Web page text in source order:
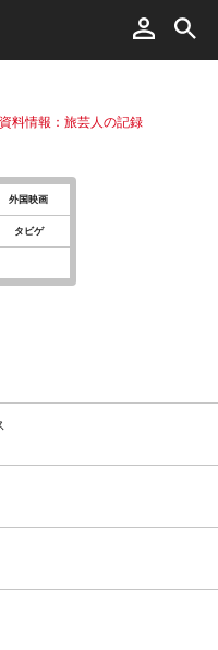
料情報：旅芸人の記録
外国映画
タビゲ